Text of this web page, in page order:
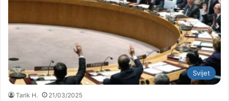
Svijet
Tarik H. 21/03/2025